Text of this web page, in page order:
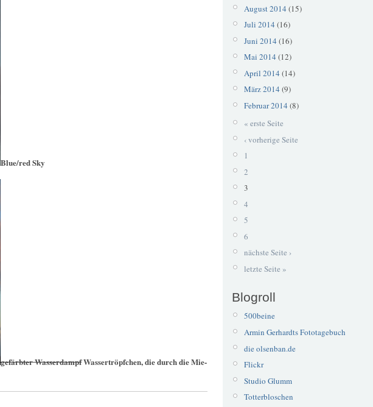
Blue/red Sky
gefärbter WasserdampfWassertröpfchen, die durch die Mie-
August 2014 (15)
Juli 2014 (16)
Juni 2014 (16)
Mai 2014 (12)
April 2014 (14)
März 2014 (9)
Februar 2014 (8)
« erste Seite
‹ vorherige Seite
1
2
3
4
5
6
nächste Seite ›
letzte Seite »
Blogroll
500beine
Armin Gerhardts Fototagebuch
die olsenban.de
Flickr
Studio Glumm
Totterbloschen